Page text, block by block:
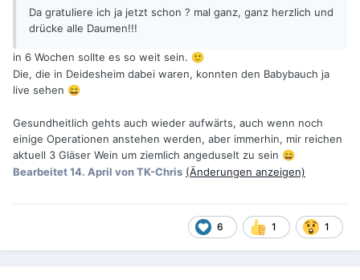
Da gratuliere ich ja jetzt schon ? mal ganz, ganz herzlich und
drücke alle Daumen!!!
in 6 Wochen sollte es so weit sein. 🙂
Die, die in Deidesheim dabei waren, konnten den Babybauch ja
live sehen 😄
Gesundheitlich gehts auch wieder aufwärts, auch wenn noch
einige Operationen anstehen werden, aber immerhin, mir reichen
aktuell 3 Gläser Wein um ziemlich angeduselt zu sein 😄
Bearbeitet14. April von TK-Chris (Änderungen anzeigen)
6 1 1